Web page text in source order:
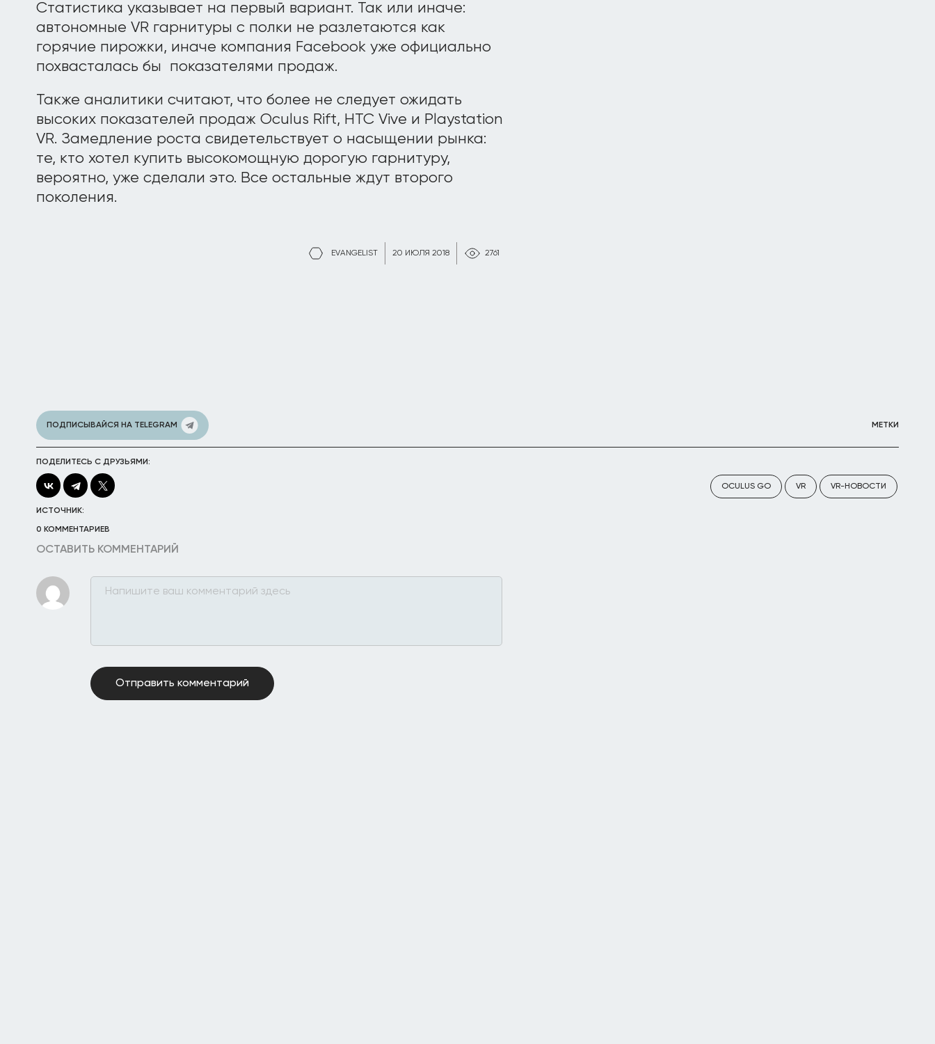
EVANGELIST 20 ИЮЛЯ 2018 2761
Статистика указывает на первый вариант. Так или иначе:
автономные VR гарнитуры с полки не разлетаются как
горячие пирожки, иначе компания Facebook уже официально
похвасталась бы показателями продаж.
Также аналитики считают, что более не следует ожидать
высоких показателей продаж Oculus Rift, HTC Vive и Playstation
VR. Замедление роста свидетельствует о насыщении рынка:
те, кто хотел купить высокомощную дорогую гарнитуру,
вероятно, уже сделали это. Все остальные ждут второго
поколения.
ПОДПИСЫВАЙСЯ НА TELEGRAM МЕТКИ
ПОДЕЛИТЕСЬ С ДРУЗЬЯМИ:
OCULUS GO VR VR-НОВОСТИ
ИСТОЧНИК:
0 КОММЕНТАРИЕВ
ОСТАВИТЬ КОММЕНТАРИЙ